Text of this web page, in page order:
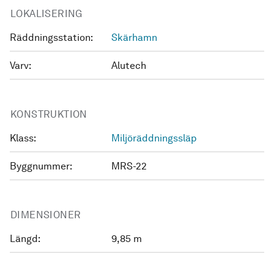
LOKALISERING
Räddningsstation: Skärhamn
Varv: Alutech
KONSTRUKTION
Klass: Miljöräddningssläp
Byggnummer: MRS-22
DIMENSIONER
Längd: 9,85 m